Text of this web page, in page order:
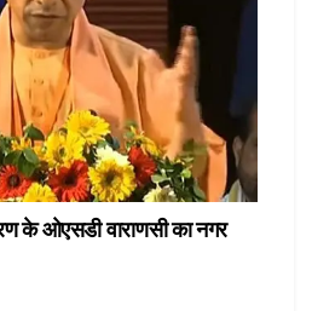
के ओएसडी वाराणसी का नगर